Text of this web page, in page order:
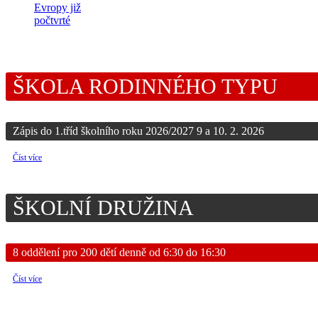
Evropy již
počtvrté
ŠKOLA RODINNÉHO TYPU
Zápis do 1.tříd školního roku 2026/2027 9 a 10. 2. 2026
Číst více
ŠKOLNÍ DRUŽINA
8 oddělení pro 200 dětí denně od 6:30 do 16:30
Číst více